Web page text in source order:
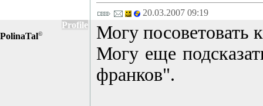
20.03.2007 09:19
Profile
PolinaTal©
Могу посоветовать
Могу еще
франков".